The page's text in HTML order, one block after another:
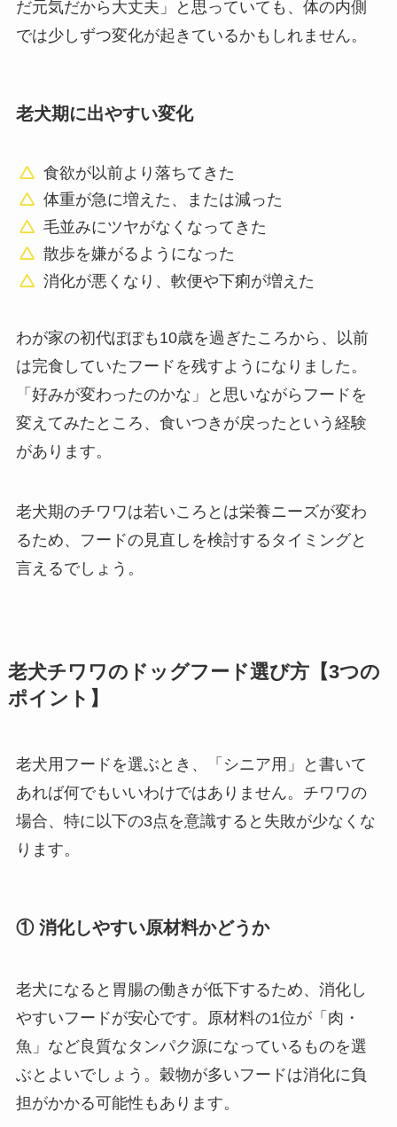
だ元気だから大丈夫」と思っていても、体の内側
では少しずつ変化が起きているかもしれません。
老犬期に出やすい変化
食欲が以前より落ちてきた
体重が急に増えた、または減った
毛並みにツヤがなくなってきた
散歩を嫌がるようになった
消化が悪くなり、軟便や下痢が増えた
わが家の初代ぽぽも10歳を過ぎたころから、以前
は完食していたフードを残すようになりました。
「好みが変わったのかな」と思いながらフードを
変えてみたところ、食いつきが戻ったという経験
があります。
老犬期のチワワは若いころとは栄養ニーズが変わ
るため、フードの見直しを検討するタイミングと
言えるでしょう。
老犬チワワのドッグフード選び方【3つの
ポイント】
老犬用フードを選ぶとき、「シニア用」と書いて
あれば何でもいいわけではありません。チワワの
場合、特に以下の3点を意識すると失敗が少なくな
ります。
① 消化しやすい原材料かどうか
老犬になると胃腸の働きが低下するため、消化し
やすいフードが安心です。原材料の1位が「肉・
魚」など良質なタンパク源になっているものを選
ぶとよいでしょう。穀物が多いフードは消化に負
担がかかる可能性もあります。